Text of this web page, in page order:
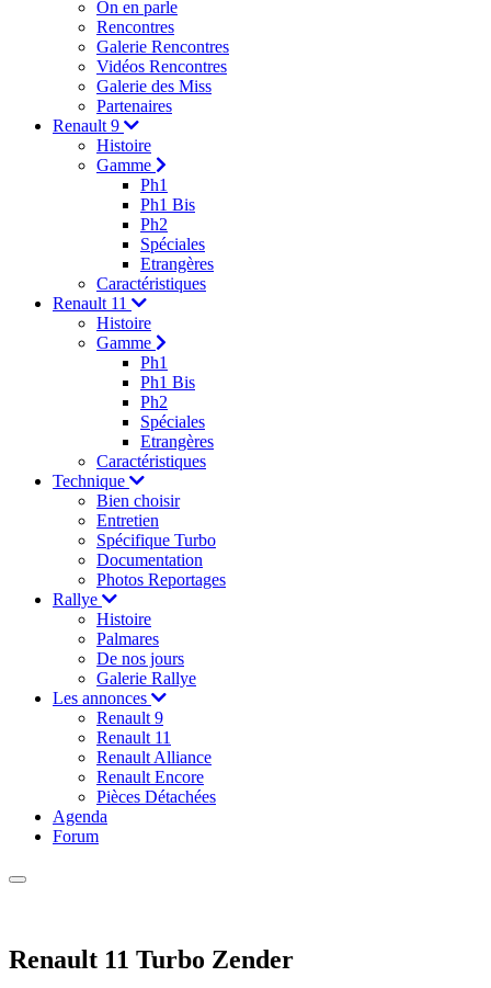
On en parle
Rencontres
Galerie Rencontres
Vidéos Rencontres
Galerie des Miss
Partenaires
Renault 9
Histoire
Gamme
Ph1
Ph1 Bis
Ph2
Spéciales
Etrangères
Caractéristiques
Renault 11
Histoire
Gamme
Ph1
Ph1 Bis
Ph2
Spéciales
Etrangères
Caractéristiques
Technique
Bien choisir
Entretien
Spécifique Turbo
Documentation
Photos Reportages
Rallye
Histoire
Palmares
De nos jours
Galerie Rallye
Les annonces
Renault 9
Renault 11
Renault Alliance
Renault Encore
Pièces Détachées
Agenda
Forum
Renault 11 Turbo Zender